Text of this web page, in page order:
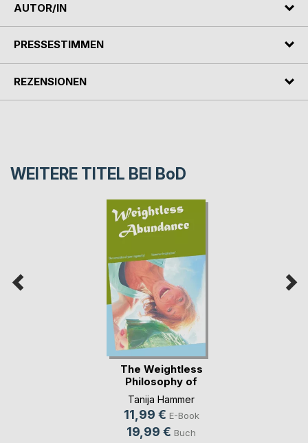
AUTOR/IN
PRESSESTIMMEN
REZENSIONEN
WEITERE TITEL BEI BoD
The Weightless
Philosophy of
Abundance
Tanija Hammer
11,99 € E-Book
19,99 € Buch